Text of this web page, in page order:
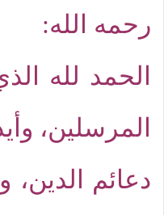
رحمه الله:
الحمد لله
المرسلين،
دعائم الدين،